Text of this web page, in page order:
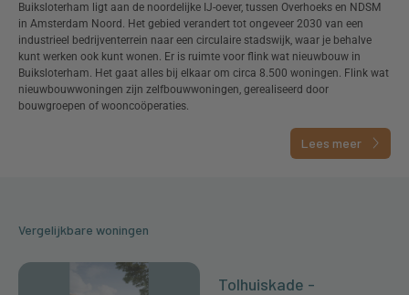
Buiksloterham ligt aan de noordelijke IJ-oever, tussen Overhoeks en NDSM
in Amsterdam Noord. Het gebied verandert tot ongeveer 2030 van een
industrieel bedrijventerrein naar een circulaire stadswijk, waar je behalve
kunt werken ook kunt wonen. Er is ruimte voor flink wat nieuwbouw in
Buiksloterham. Het gaat alles bij elkaar om circa 8.500 woningen. Flink wat
nieuwbouwwoningen zijn zelfbouwwoningen, gerealiseerd door
bouwgroepen of wooncoöperaties.
Lees meer
Vergelijkbare woningen
Tolhuiskade -